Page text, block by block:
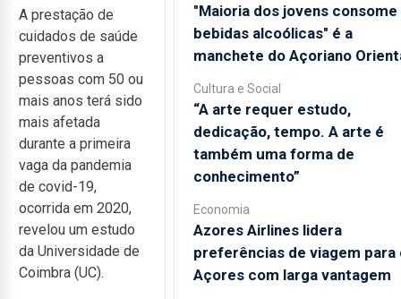
A prestação de
cuidados de saúde
preventivos a
pessoas com 50 ou
mais anos terá sido
mais afetada
durante a primeira
vaga da pandemia
de covid-19,
ocorrida em 2020,
revelou um estudo
da Universidade de
Coimbra (UC).
"Maioria dos jovens consome
bebidas alcoólicas" é a
manchete do Açoriano
Cultura e Social
“A arte requer estudo,
dedicação, tempo. A arte é
também uma forma de
conhecimento”
Economia
Azores Airlines lidera
preferências de viagem para
Açores com larga vantagem